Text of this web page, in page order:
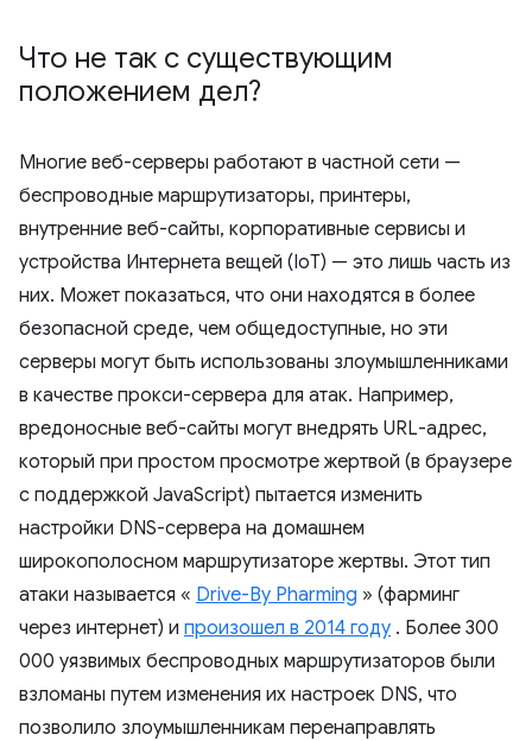
Что не так с существующим
положением дел?
Многие веб-серверы работают в частной сети —
беспроводные маршрутизаторы, принтеры,
внутренние веб-сайты, корпоративные сервисы и
устройства Интернета вещей (IoT) — это лишь часть из
них. Может показаться, что они находятся в более
безопасной среде, чем общедоступные, но эти
серверы могут быть использованы злоумышленниками
в качестве прокси-сервера для атак. Например,
вредоносные веб-сайты могут внедрять URL-адрес,
который при простом просмотре жертвой (в браузере
с поддержкой JavaScript) пытается изменить
настройки DNS-сервера на домашнем
широкополосном маршрутизаторе жертвы. Этот тип
атаки называется « Drive-By Pharming » (фарминг
через интернет) и произошел в 2014 году . Более 300
000 уязвимых беспроводных маршрутизаторов были
взломаны путем изменения их настроек DNS, что
позволило злоумышленникам перенаправлять